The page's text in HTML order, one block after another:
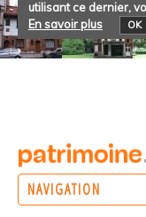
utilisant ce dernier,
En savoir plus
OK
NAVIGATION